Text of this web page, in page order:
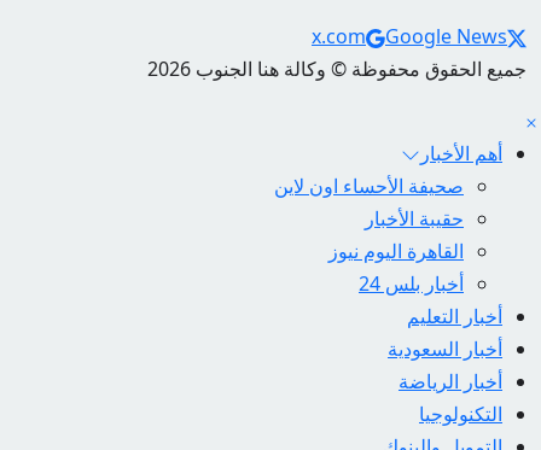
Social Links
x.com
Google News
جميع الحقوق محفوظة © وكالة هنا الجنوب 2026
أهم الأخبار
صحيفة الأحساء اون لاين
حقيبة الأخبار
القاهرة اليوم نيوز
أخبار بلس 24
أخبار التعليم
أخبار السعودية
أخبار الرياضة
التكنولوجيا